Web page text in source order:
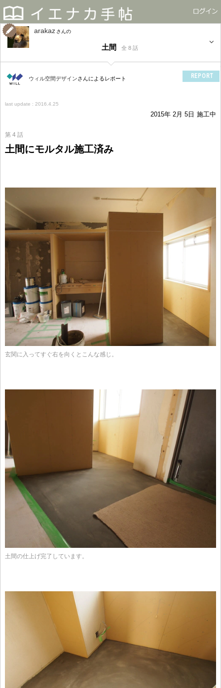
arakaz さん
土間 全 8 話
ウィル空間デザインさんによるレポート REPORT
last update : 2016.4.25
2015年 2月 5日 施工中
第 4 話
土間にモルタル施工済み
玄関に入ってすぐ右を向くとこんな感じ。
土間の仕上げ完了しています。